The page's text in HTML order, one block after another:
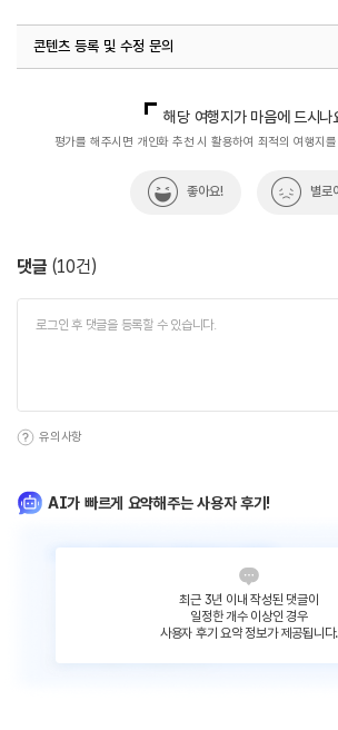
#출사여행 #친구와함께
#화순절경 #화순호수
콘텐츠 등록 및 수정 문의
해당 여행지가 마음에 드시나
평가를 해주시면 개인화 추천 시 활용하여 최적의 여행지
좋아요! 별로
댓글 (10건)
유의사항
AI가 빠르게 요약해주는 사용자 후기!
최근 3년 이내 작성된 댓글이
일정한 개수 이상인 경우
사용자 후기 요약 정보가 제공됩니다.